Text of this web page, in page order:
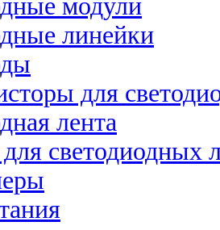
модули
линейки
для
лента
светодиодных